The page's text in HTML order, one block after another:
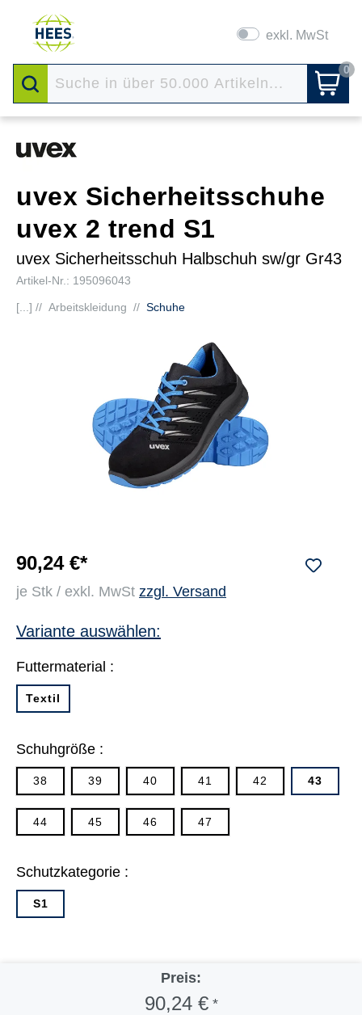
exkl. MwSt
0
uvex Sicherheitsschuhe
uvex 2 trend S1
uvex Sicherheitsschuh Halbschuh sw/gr Gr43
Artikel-Nr.: 195096043
[...] // Arbeitskleidung // Schuhe
90,24 €*
je Stk / exkl. MwSt zzgl. Versand
Variante auswählen:
Futtermaterial :
Textil
Schuhgröße :
38 39 40 41 42 43
44 45 46 47
Schutzkategorie :
S1
Preis:
90,24 €*